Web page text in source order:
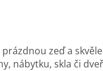
zeď a
nábytku, skla či